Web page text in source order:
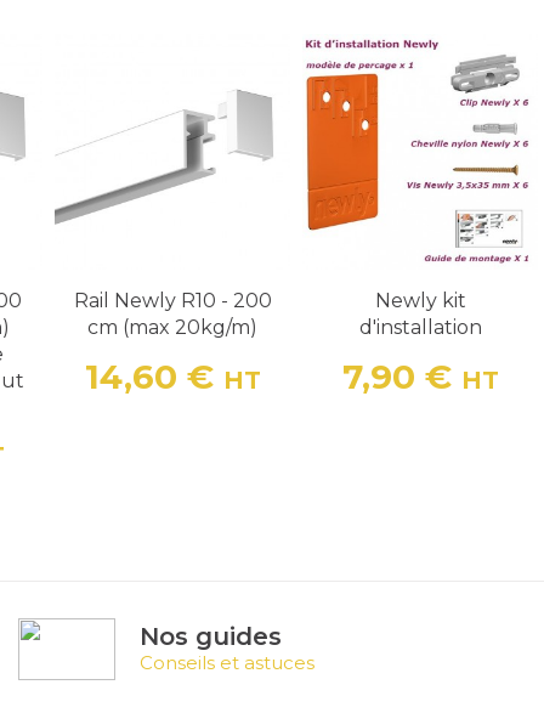
Rail Newly R10 - 200
cm (max 20kg/m)
Prix
14,60 € HT
Newly kit
d'installation
Prix
7,90 € HT
Nos guides
Conseils et astuces